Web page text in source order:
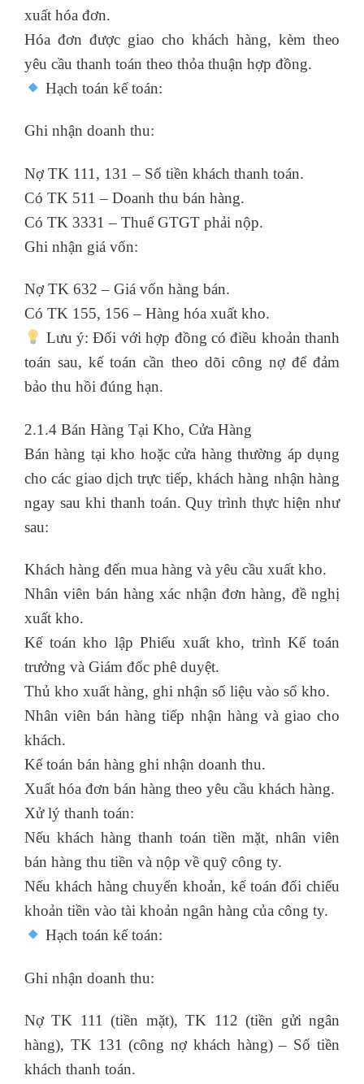
xuất hóa đơn.
Hóa đơn được giao cho khách hàng, kèm theo
yêu cầu thanh toán theo thỏa thuận hợp đồng.
Hạch toán kế toán:
Ghi nhận doanh thu:
Nợ TK 111, 131 – Số tiền khách thanh toán.
Có TK 511 – Doanh thu bán hàng.
Có TK 3331 – Thuế GTGT phải nộp.
Ghi nhận giá vốn:
Nợ TK 632 – Giá vốn hàng bán.
Có TK 155, 156 – Hàng hóa xuất kho.
Lưu ý: Đối với hợp đồng có điều khoản thanh
toán sau, kế toán cần theo dõi công nợ để đảm
bảo thu hồi đúng hạn.
2.1.4 Bán Hàng Tại Kho, Cửa Hàng
Bán hàng tại kho hoặc cửa hàng thường áp dụng
cho các giao dịch trực tiếp, khách hàng nhận hàng
ngay sau khi thanh toán. Quy trình thực hiện như
sau:
Khách hàng đến mua hàng và yêu cầu xuất kho.
Nhân viên bán hàng xác nhận đơn hàng, đề nghị
xuất kho.
Kế toán kho lập Phiếu xuất kho, trình Kế toán
trưởng và Giám đốc phê duyệt.
Thủ kho xuất hàng, ghi nhận số liệu vào sổ kho.
Nhân viên bán hàng tiếp nhận hàng và giao cho
khách.
Kế toán bán hàng ghi nhận doanh thu.
Xuất hóa đơn bán hàng theo yêu cầu khách hàng.
Xử lý thanh toán:
Nếu khách hàng thanh toán tiền mặt, nhân viên
bán hàng thu tiền và nộp về quỹ công ty.
Nếu khách hàng chuyển khoản, kế toán đối chiếu
khoản tiền vào tài khoản ngân hàng của công ty.
Hạch toán kế toán:
Ghi nhận doanh thu:
Nợ TK 111 (tiền mặt), TK 112 (tiền gửi ngân
hàng), TK 131 (công nợ khách hàng) – Số tiền
khách thanh toán.